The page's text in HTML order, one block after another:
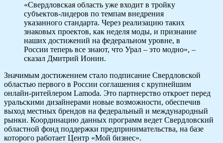
«Свердловская область уже входит в тройку
субъектов-лидеров по темпам внедрения
указанного стандарта. Через реализацию таких
знаковых проектов, как неделя моды, и признание
наших достижений на федеральном уровне, в
России теперь все знают, что Урал – это модно», –
сказал Дмитрий Ионин.
Значимым достижением стало подписание Свердловской
областью первого в России соглашения с крупнейшим
онлайн-ритейлером Lamoda. Это партнерство откроет перед
уральскими дизайнерами новые возможности, обеспечив
выход местных брендов на федеральный и международный
рынки. Координацию данных программ ведет Свердловский
областной фонд поддержки предпринимательства, на базе
которого работает Центр «Мой бизнес».